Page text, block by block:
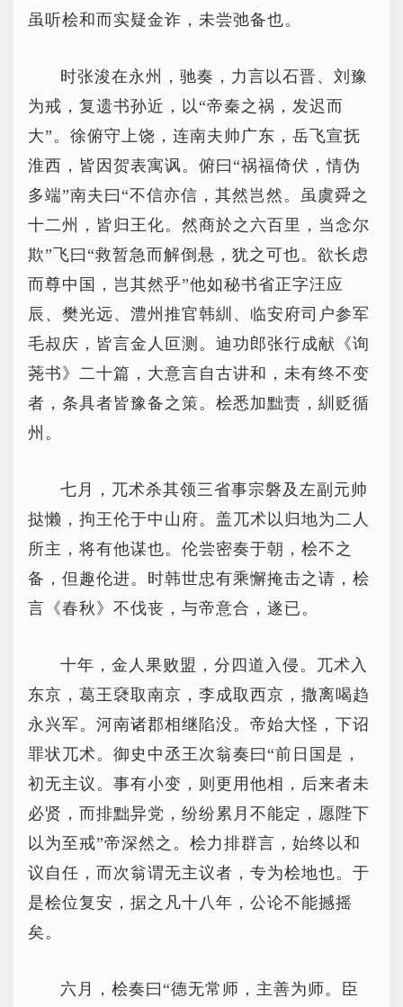
虽听桧和而实疑金诈，未尝弛备也。
时张浚在永州，驰奏，力言以石晋、刘豫
为戒，复遗书孙近，以“帝秦之祸，发迟而
大”。徐俯守上饶，连南夫帅广东，岳飞宣抚
淮西，皆因贺表寓讽。俯曰“祸福倚伏，情伪
多端”南夫曰“不信亦信，其然岂然。虽虞舜之
十二州，皆归王化。然商於之六百里，当念尔
欺”飞曰“救暂急而解倒悬，犹之可也。欲长虑
而尊中国，岂其然乎”他如秘书省正字汪应
辰、樊光远、澧州推官韩紃、临安府司户参军
毛叔庆，皆言金人叵测。迪功郎张行成献《询
荛书》二十篇，大意言自古讲和，未有终不变
者，条具者皆豫备之策。桧悉加黜责，紃贬循
州。
七月，兀术杀其领三省事宗磐及左副元帅
挞懒，拘王伦于中山府。盖兀术以归地为二人
所主，将有他谋也。伦尝密奏于朝，桧不之
备，但趣伦进。时韩世忠有乘懈掩击之请，桧
言《春秋》不伐丧，与帝意合，遂已。
十年，金人果败盟，分四道入侵。兀术入
东京，葛王褎取南京，李成取西京，撒离喝趋
永兴军。河南诸郡相继陷没。帝始大怪，下诏
罪状兀术。御史中丞王次翁奏曰“前日国是，
初无主议。事有小变，则更用他相，后来者未
必贤，而排黜异党，纷纷累月不能定，愿陛下
以为至戒”帝深然之。桧力排群言，始终以和
议自任，而次翁谓无主议者，专为桧地也。于
是桧位复安，据之凡十八年，公论不能撼摇
矣。
六月，桧奏曰“德无常师，主善为师。臣